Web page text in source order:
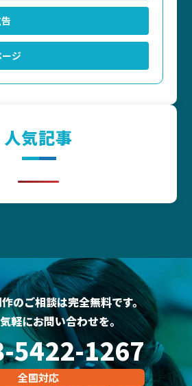
ジ
人気記事
のご相談は完全無料です。
軽にお問い合わせを。
5422-1267
全国対応